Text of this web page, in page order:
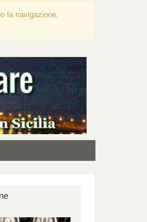
la navigazione,